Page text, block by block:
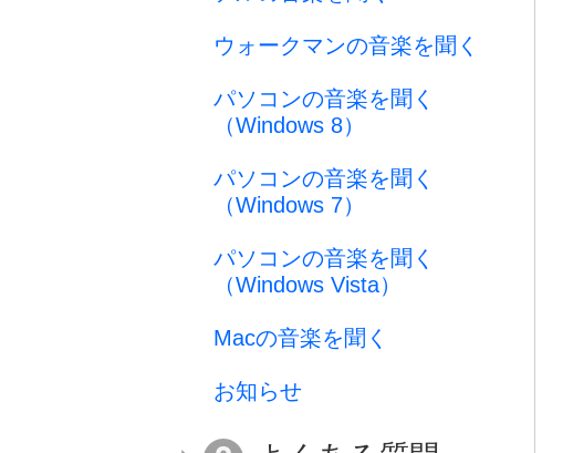
ウォークマンの音楽を聞く
パソコンの音楽を聞く
（Windows 8）
パソコンの音楽を聞く
（Windows 7）
パソコンの音楽を聞く
（Windows Vista）
Macの音楽を聞く
お知らせ